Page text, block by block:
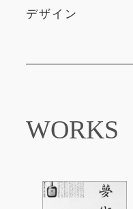
デザイン
WORKS